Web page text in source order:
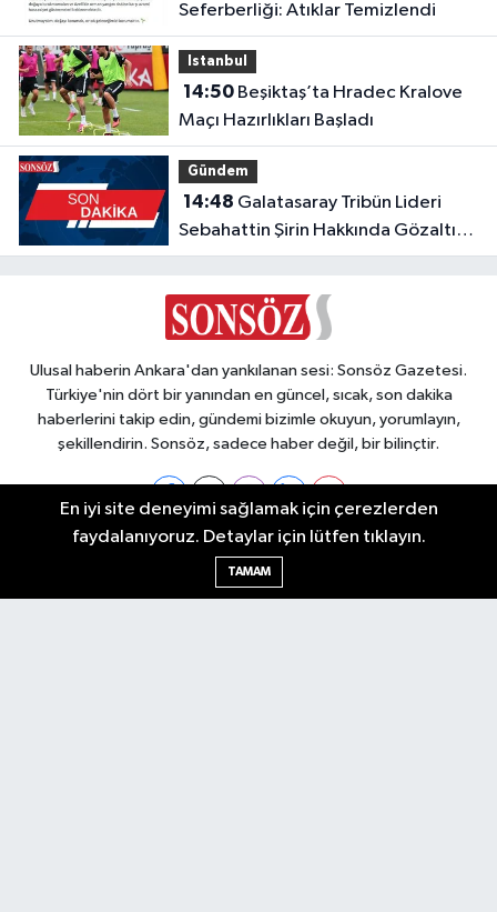
Seferberliği: Atıklar Temizlendi
Istanbul
14:50Beşiktaş’ta Hradec Kralove
Maçı Hazırlıkları Başladı
Gündem
14:48
Sebahattin Şirin Hakkında Gözaltı
Kararı
Ulusal haberin Ankara'dan yankılanan sesi: Sonsöz Gazetesi.
Türkiye'nin dört bir yanından en güncel, sıcak, son dakika
haberlerini takip edin, gündemi bizimle okuyun, yorumlayın,
şekillendirin. Sonsöz, sadece haber değil, bir bilinçtir.
Ankara Nöbetçi Eczaneler
En iyi site deneyimi sağlamak için çerezlerden
faydalanıyoruz. Detaylar için lütfen tıklayın.
TAMAM